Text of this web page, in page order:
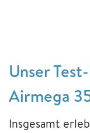
Unser
Airmega
Insgesamt